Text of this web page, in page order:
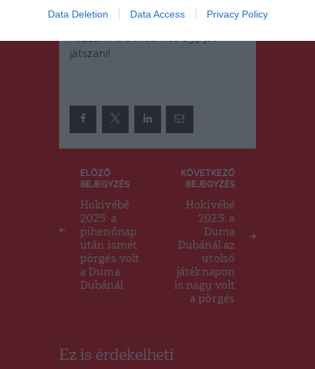
Data Deletion Data Access Privacy Policy
leszünk a hokivébé zárónapján.
Érdemes tehát két meccs között
hozzánk is benézni és egy jót
játszani!
Bejegyzés
navigáció
ELŐZŐ
BEJEGYZÉS
Hokivébé
2025: a
pihenőnap
után ismét
pörgés volt
a Duma
Dubánál
KÖVETKEZŐ
BEJEGYZÉS
Hokivébé
2025: a
Duma
Dubánál az
utolsó
játéknapon
is nagy volt
a pörgés
Ez is érdekelheti